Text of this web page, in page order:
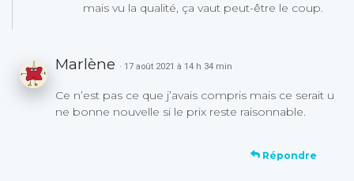
mais vu la qualité, ça vaut peut-être le coup.
Marlène · 17 août 2021 à 14 h 34 min
Ce n’est pas ce que j’avais compris mais ce serait u
ne bonne nouvelle si le prix reste raisonnable.
Répondre